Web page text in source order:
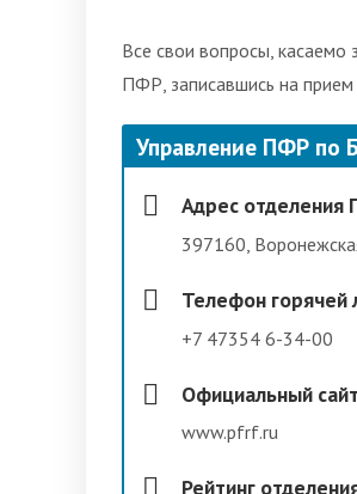
Все свои вопросы, касаемо
ПФР, записавшись на прием
Управление ПФР по
Адрес отделения
397160,
Телефон горячей
+7 47354 6-34-00
Официальный сайт
www.pfrf.ru
Рейтинг